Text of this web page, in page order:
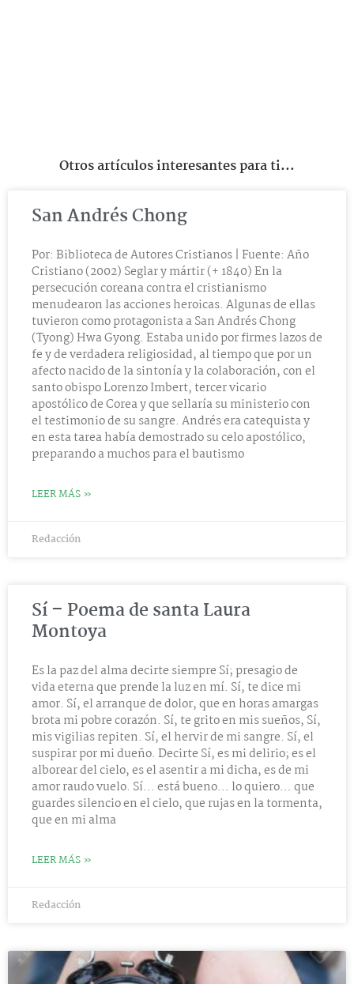
Otros artículos interesantes para ti...
San Andrés Chong
Por: Biblioteca de Autores Cristianos | Fuente: Año
Cristiano (2002) Seglar y mártir (+ 1840) En la
persecución coreana contra el cristianismo
menudearon las acciones heroicas. Algunas de ellas
tuvieron como protagonista a San Andrés Chong
(Tyong) Hwa Gyong. Estaba unido por firmes lazos de
fe y de verdadera religiosidad, al tiempo que por un
afecto nacido de la sintonía y la colaboración, con el
santo obispo Lorenzo Imbert, tercer vicario
apostólico de Corea y que sellaría su ministerio con
el testimonio de su sangre. Andrés era catequista y
en esta tarea había demostrado su celo apostólico,
preparando a muchos para el bautismo
LEER MÁS »
Redacción
Sí – Poema de santa Laura
Montoya
Es la paz del alma decirte siempre Sí; presagio de
vida eterna que prende la luz en mí. Sí, te dice mi
amor. Sí, el arranque de dolor, que en horas amargas
brota mi pobre corazón. Sí, te grito en mis sueños, Sí,
mis vigilias repiten. Sí, el hervir de mi sangre. Sí, el
suspirar por mi dueño. Decirte Sí, es mi delirio; es el
alborear del cielo, es el asentir a mi dicha, es de mi
amor raudo vuelo. Sí… está bueno… lo quiero… que
guardes silencio en el cielo, que rujas en la tormenta,
que en mi alma
LEER MÁS »
Redacción